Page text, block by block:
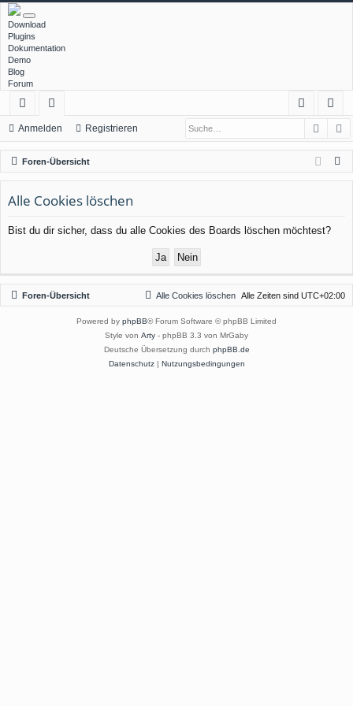
Download
Plugins
Dokumentation
Demo
Blog
Forum
ch
ne
llz
ug
rif
or
en
m
el
n
ist
rie
n
Anmelden Registrieren
Foren-Übersicht
Alle Cookies löschen
Bist du dir sicher, dass du alle Cookies des Boards löschen möchtest?
Foren-Übersicht Alle Zeiten sind UTC+02:00
Alle Cookies löschen
Powered by phpBB® Forum Software © phpBB Limited
Style von Arty - phpBB 3.3 von MrGaby
Deutsche Übersetzung durch phpBB.de
Datenschutz| Nutzungsbedingungen